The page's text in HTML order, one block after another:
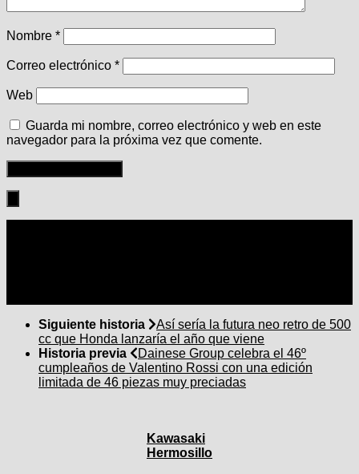
Nombre *
Correo electrónico *
Web
Guarda mi nombre, correo electrónico y web en este
navegador para la próxima vez que comente.
Siguiente historia
Así sería la futura neo retro de 500
cc que Honda lanzaría el año que viene
Historia previa
Dainese Group celebra el 46º
cumpleaños de Valentino Rossi con una edición
limitada de 46 piezas muy preciadas
Kawasaki
Hermosillo